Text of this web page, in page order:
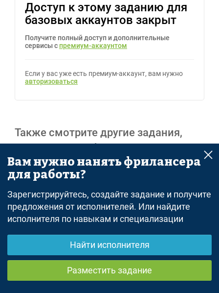
Доступ к этому заданию для
базовых аккаунтов закрыт
Получите полный доступ и дополнительные
сервисы с премиум-аккаунтом
Если у вас уже есть премиум-аккаунт, вам нужно
авторизоваться
Также смотрите другие задания,
открытые для базовых аккаунтов:
все задания - удаленная работа
Реклама
© freelance.ru
Вам нужно нанять фрилансера
для работы?
Зарегистрируйтесь, создайте задание и получите
предложения от исполнителей. Или найдите
исполнителя по навыкам и специализации
Найти исполнителя
Разместить задание